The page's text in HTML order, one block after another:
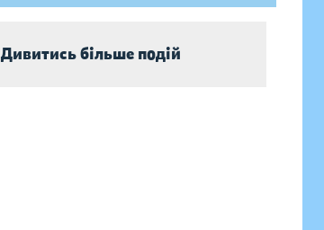
Дивитись більше подій